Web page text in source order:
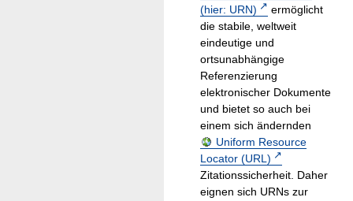
(hier: URN)
ermöglicht
die stabile, weltweit
eindeutige und
ortsunabhängige
Referenzierung
elektronischer Dokumente
und bietet so auch bei
einem sich ändernden
Uniform Resource
Locator (URL)
Zitationssicherheit. Daher
eignen sich URNs zur